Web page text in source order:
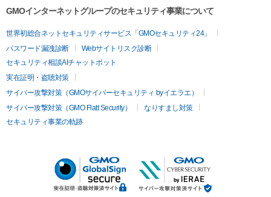
GMOインターネットグループのセキュリティ事業について
世界初総合ネットセキュリティサービス「GMOセキュリティ24」
パスワード漏洩診断
Webサイトリスク診断
セキュリティ相談AIチャットボット
実在証明・盗聴対策
サイバー攻撃対策（GMOサイバーセキュリティ byイエラエ）
サイバー攻撃対策（GMO Flatt Security）
なりすまし対策
セキュリティ事業の軌跡